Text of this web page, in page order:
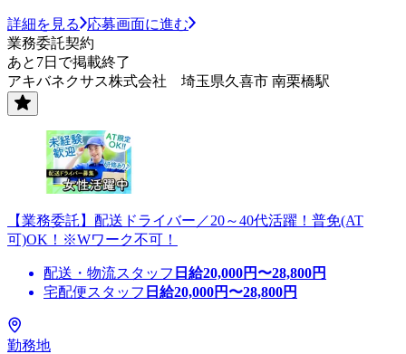
詳細を見る
応募画面に進む
業務委託契約
あと7日で掲載終了
アキバネクサス株式会社 埼玉県久喜市 南栗橋駅
【業務委託】配送ドライバー／20～40代活躍！普免(AT
可)OK！※Wワーク不可！
配送・物流スタッフ 日給20,000円〜28,800円
宅配便スタッフ 日給20,000円〜28,800円
勤務地